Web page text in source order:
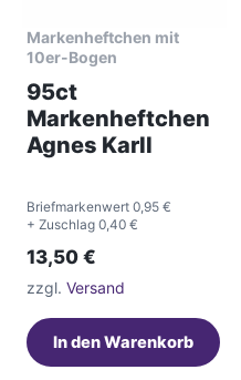
Markenheftchen mit
10er-Bogen
95ct
Markenheftchen
Agnes Karll
Briefmarkenwert 0,95 €
+ Zuschlag 0,40 €
13,50 €
zzgl. Versand
In den Warenkorb